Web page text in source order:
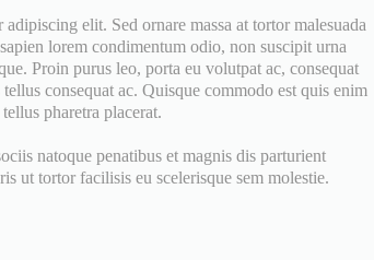
elit. Sed ornare massa at tortor malesuada
lorem condimentum odio, non suscipit urna
Proin purus leo, porta eu volutpat ac, consequat
consequat ac. Quisque commodo est quis enim
pharetra placerat.
natoque penatibus et magnis dis parturient
ut tortor facilisis eu scelerisque sem molestie.